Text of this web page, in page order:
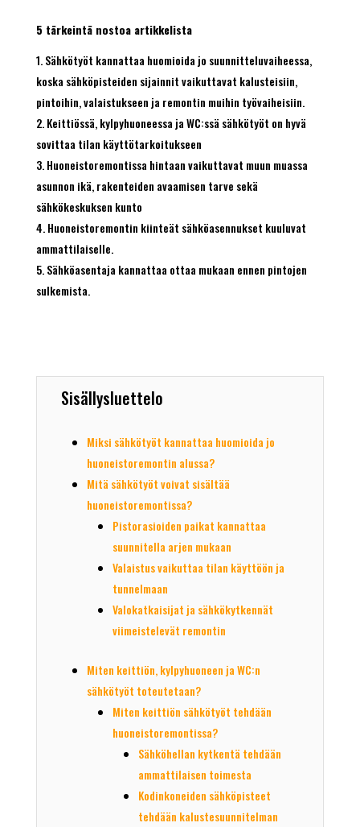
5 tärkeintä nostoa artikkelista
Sähkötyöt kannattaa huomioida jo suunnitteluvaiheessa,
koska sähköpisteiden sijainnit vaikuttavat kalusteisiin,
pintoihin, valaistukseen ja remontin muihin työvaiheisiin.
Keittiössä, kylpyhuoneessa ja WC:ssä sähkötyöt on hyvä
sovittaa tilan käyttötarkoitukseen
Huoneistoremontissa hintaan vaikuttavat muun muassa
asunnon ikä, rakenteiden avaamisen tarve sekä
sähkökeskuksen kunto
Huoneistoremontin kiinteät sähköasennukset kuuluvat
ammattilaiselle.
Sähköasentaja kannattaa ottaa mukaan ennen pintojen
sulkemista.
Sisällysluettelo
Miksi sähkötyöt kannattaa huomioida jo
huoneistoremontin alussa?
Mitä sähkötyöt voivat sisältää
huoneistoremontissa?
Pistorasioiden paikat kannattaa
suunnitella arjen mukaan
Valaistus vaikuttaa tilan käyttöön ja
tunnelmaan
Valokatkaisijat ja sähkökytkennät
viimeistelevät remontin
Miten keittiön, kylpyhuoneen ja WC:n
sähkötyöt toteutetaan?
Miten keittiön sähkötyöt tehdään
huoneistoremontissa?
Sähköhellan kytkentä tehdään
ammattilaisen toimesta
Kodinkoneiden sähköpisteet
tehdään kalustesuunnitelman